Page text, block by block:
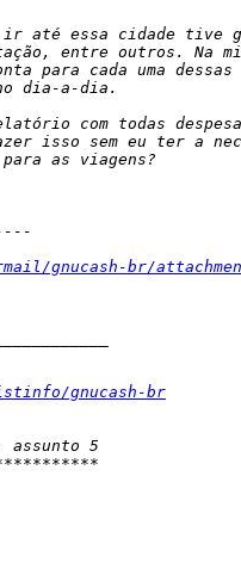
gnucash-br/
gnucash-br